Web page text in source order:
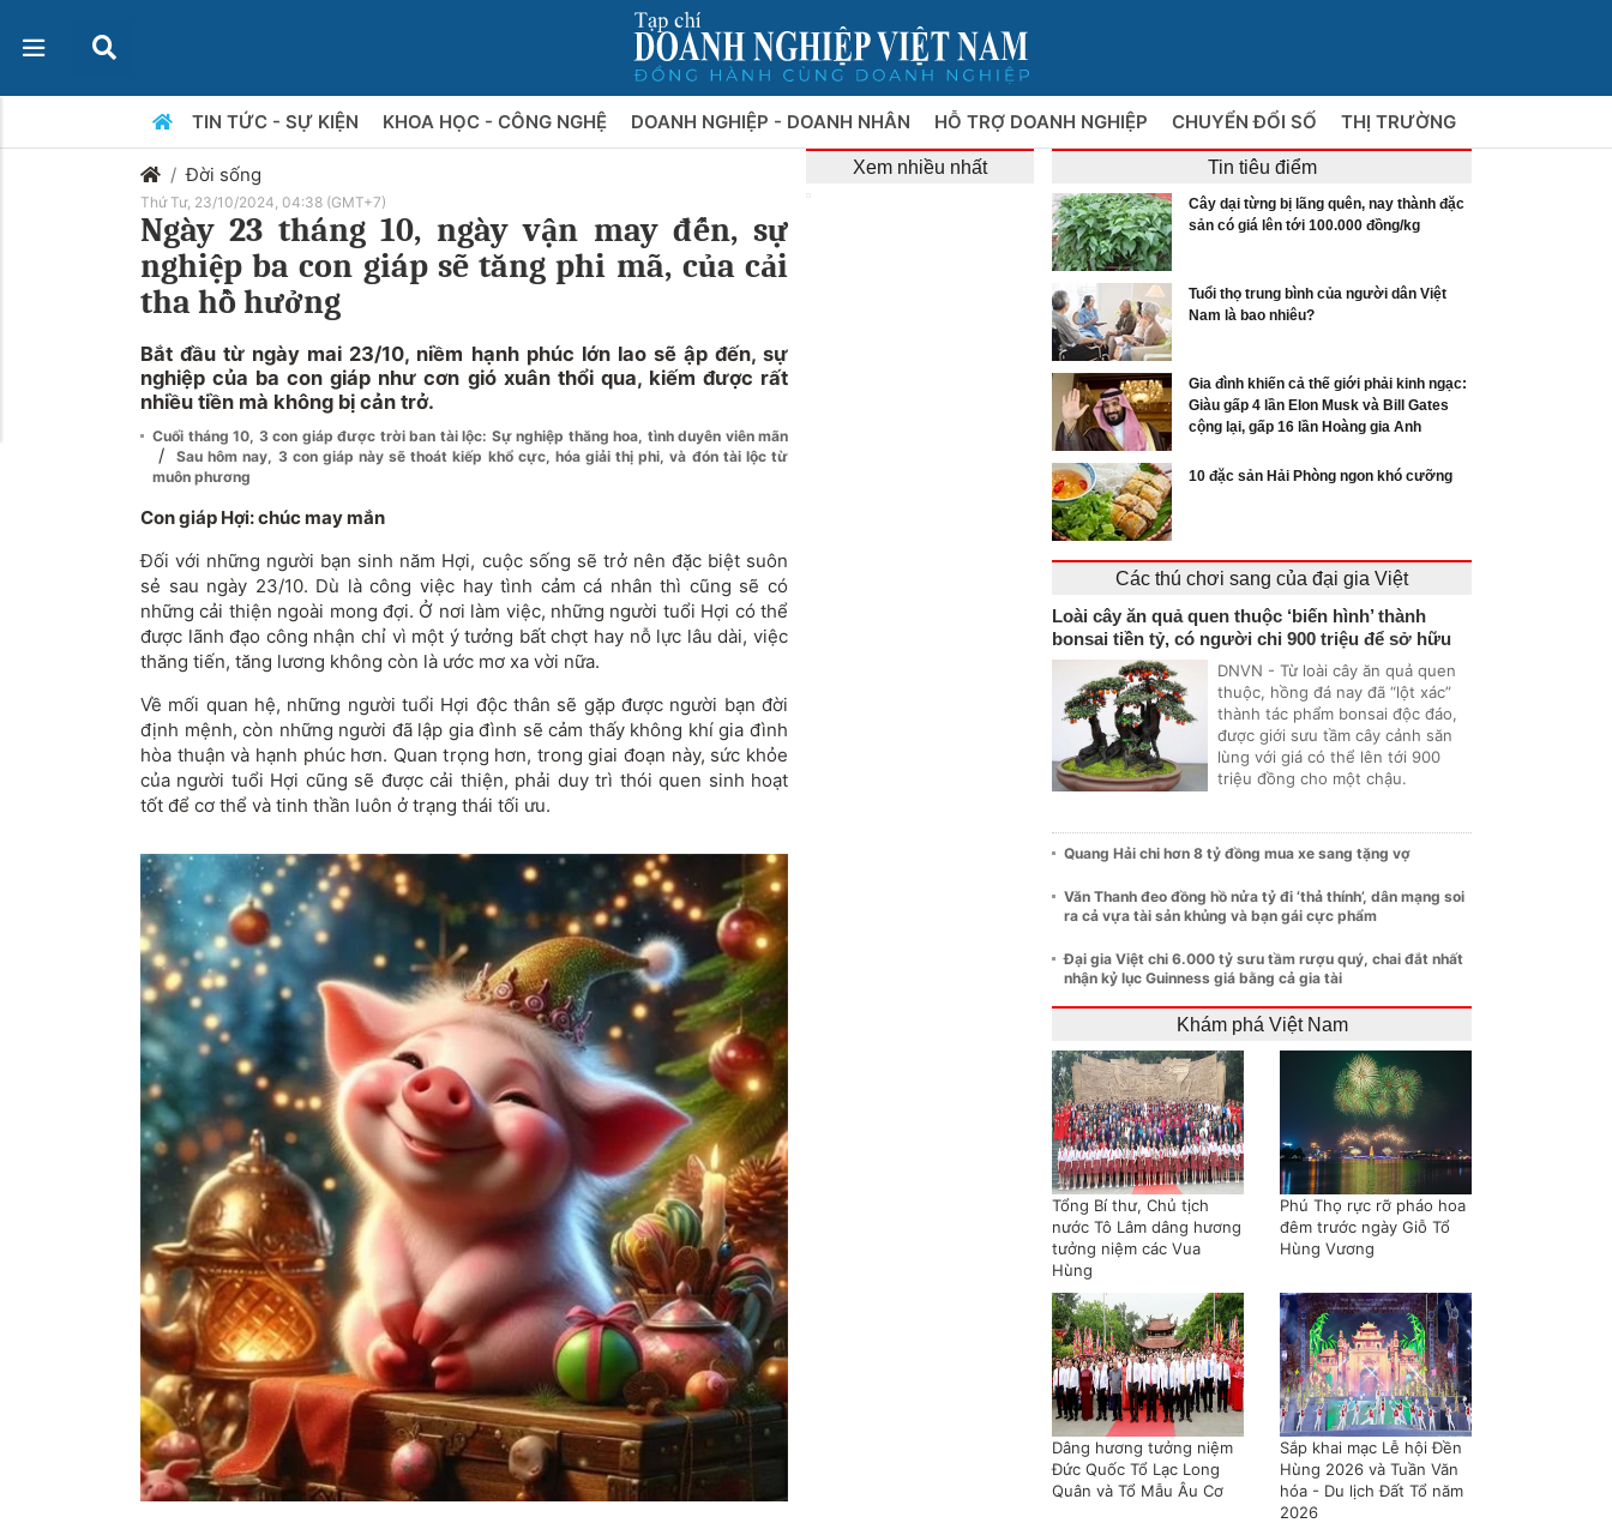
TIN TỨC - SỰ KIỆN KHOA HỌC - CÔNG NGHỆ DOANH NGHIỆP - DOANH NHÂN HỖ TRỢ DOANH NGHIỆP CHUYỂN ĐỔI SỐ THỊ TRƯỜNG
Đời sống
Thứ Tư, 23/10/2024, 04:38 (GMT+7)
Ngày 23 tháng 10, ngày vận may đến, sự
nghiệp ba con giáp sẽ tăng phi mã, của cải
tha hồ hưởng
Bắt đầu từ ngày mai 23/10, niềm hạnh phúc lớn lao sẽ ập đến, sự
nghiệp của ba con giáp như cơn gió xuân thổi qua, kiếm được rất
nhiều tiền mà không bị cản trở.
Cuối tháng 10, 3 con giáp được trời ban tài lộc: Sự nghiệp thăng hoa, tình duyên viên mãn
/
Sau hôm nay, 3 con giáp này sẽ thoát kiếp khổ cực, hóa giải thị phi, và đón tài lộc từ
muôn phương
Con giáp Hợi: chúc may mắn
Đối với những người bạn sinh năm Hợi, cuộc sống sẽ trở nên đặc biệt suôn
sẻ sau ngày 23/10. Dù là công việc hay tình cảm cá nhân thì cũng sẽ có
những cải thiện ngoài mong đợi. Ở nơi làm việc, những người tuổi Hợi có thể
được lãnh đạo công nhận chỉ vì một ý tưởng bất chợt hay nỗ lực lâu dài, việc
thăng tiến, tăng lương không còn là ước mơ xa vời nữa.
Về mối quan hệ, những người tuổi Hợi độc thân sẽ gặp được người bạn đời
định mệnh, còn những người đã lập gia đình sẽ cảm thấy không khí gia đình
hòa thuận và hạnh phúc hơn. Quan trọng hơn, trong giai đoạn này, sức khỏe
của người tuổi Hợi cũng sẽ được cải thiện, phải duy trì thói quen sinh hoạt
tốt để cơ thể và tinh thần luôn ở trạng thái tối ưu.
Xem nhiều nhất Tin tiêu điểm
Cây dại từng bị lãng quên, nay thành đặc
sản có giá lên tới 100.000 đồng/kg
Tuổi thọ trung bình của người dân Việt
Nam là bao nhiêu?
Gia đình khiến cả thế giới phải kinh ngạc:
Giàu gấp 4 lần Elon Musk và Bill Gates
cộng lại, gấp 16 lần Hoàng gia Anh
10 đặc sản Hải Phòng ngon khó cưỡng
Các thú chơi sang của đại gia Việt
Loài cây ăn quả quen thuộc ‘biến hình’ thành
bonsai tiền tỷ, có người chi 900 triệu để sở hữu
DNVN - Từ loài cây ăn quả quen
thuộc, hồng đá nay đã “lột xác”
thành tác phẩm bonsai độc đáo,
được giới sưu tầm cây cảnh săn
lùng với giá có thể lên tới 900
triệu đồng cho một chậu.
Quang Hải chi hơn 8 tỷ đồng mua xe sang tặng vợ
Văn Thanh đeo đồng hồ nửa tỷ đi ‘thả thính’, dân mạng soi
ra cả vựa tài sản khủng và bạn gái cực phẩm
Đại gia Việt chi 6.000 tỷ sưu tầm rượu quý, chai đắt nhất
nhận kỷ lục Guinness giá bằng cả gia tài
Khám phá Việt Nam
Tổng Bí thư, Chủ tịch
nước Tô Lâm dâng hương
tưởng niệm các Vua
Hùng
Phú Thọ rực rỡ pháo hoa
đêm trước ngày Giỗ Tổ
Hùng Vương
Dâng hương tưởng niệm
Đức Quốc Tổ Lạc Long
Quân và Tổ Mẫu Âu Cơ
Sắp khai mạc Lễ hội Đền
Hùng 2026 và Tuần Văn
hóa - Du lịch Đất Tổ năm
2026